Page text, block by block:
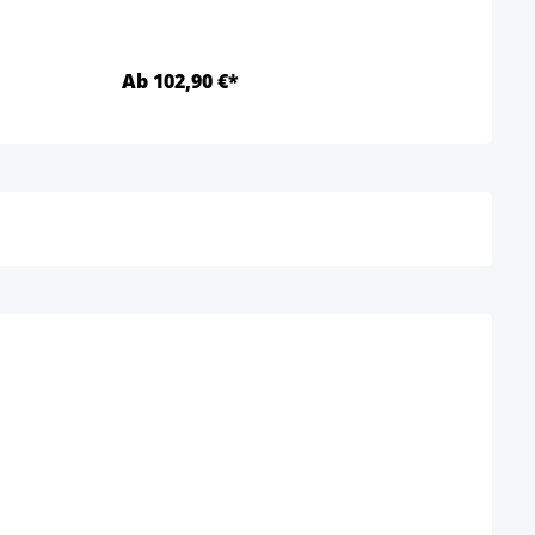
Ab 102,90 €*